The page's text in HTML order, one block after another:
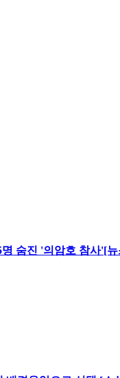
숨진 '의암호 참사'[